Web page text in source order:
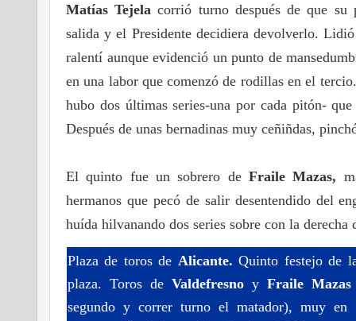
Matías Tejela corrió turno después de que
salida y el Presidente decidiera devolverlo.
ralentí aunque evidenció un punto de
en una labor que comenzó de rodillas en el
hubo dos últimas series-una por cada pitón-
Después de unas bernadinas muy ceñiñdas,
El quinto fue un sobrero de Fraile Mazas,
hermanos que pecó de salir desentendido del
huída hilvanando dos series sobre con la
Plaza de toros de Alicante. Quinto festejo de
plaza. Toros de Valdefresnoy Fraile
segundo y correr turno el matador), muy